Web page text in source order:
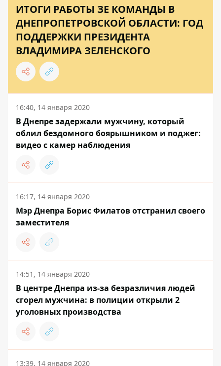
ИТОГИ РАБОТЫ ЗЕ КОМАНДЫ В
ДНЕПРОПЕТРОВСКОЙ ОБЛАСТИ: ГОД
ПОДДЕРЖКИ ПРЕЗИДЕНТА
ВЛАДИМИРА ЗЕЛЕНСКОГО
16:40, 14 января 2020
В Днепре задержали мужчину, который
облил бездомного боярышником и поджег:
видео с камер наблюдения
16:17, 14 января 2020
Мэр Днепра Борис Филатов отстранил своего
заместителя
14:51, 14 января 2020
В центре Днепра из-за безразличия людей
сгорел мужчина: в полиции открыли 2
уголовных производства
13:39, 14 января 2020